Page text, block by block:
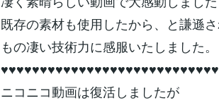
既存の素材も使用したから、と謙遜
もの凄い技術力に感服いたしました。
ニコニコ動画は復活しましたが